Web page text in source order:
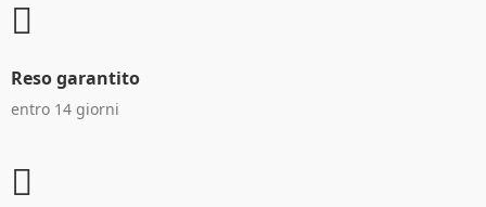
Reso garantito
entro 14 giorni